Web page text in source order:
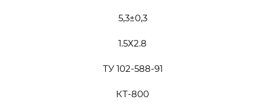
5,3±0,3
1.5Х2.8
ТУ 102-588-91
КТ-800